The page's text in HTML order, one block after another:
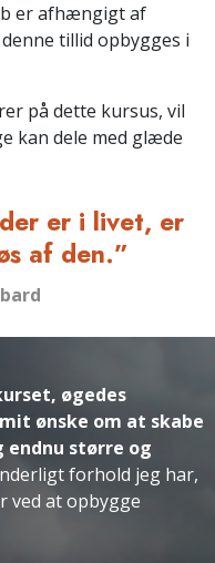
er afhængigt af
tillid opbygges i
på dette kursus, vil
kan dele med glæde
er i livet, er
af den.”
øgedes
ønske om at skabe
endnu større og
forhold jeg har,
ved at opbygge